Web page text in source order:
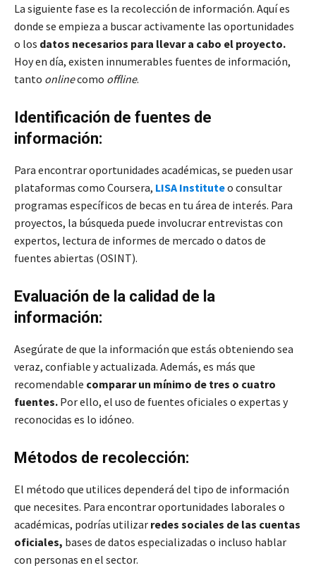
La siguiente fase es la recolección de información. Aquí es
donde se empieza a buscar activamente las oportunidades
o los datos necesarios para llevar a cabo el proyecto.
Hoy en día, existen innumerables fuentes de información,
tanto onlinecomo offline.
Identificación de fuentes de
información:
Para encontrar oportunidades académicas, se pueden usar
plataformas como Coursera, LISA Instituteo consultar
programas específicos de becas en tu área de interés. Para
proyectos, la búsqueda puede involucrar entrevistas con
expertos, lectura de informes de mercado o datos de
fuentes abiertas (OSINT).
Evaluación de la calidad de la
información:
Asegúrate de que la información que estás obteniendo sea
veraz, confiable y actualizada. Además, es más que
recomendable comparar un mínimo de tres o cuatro
fuentes. Por ello, el uso de fuentes oficiales o expertas y
reconocidas es lo idóneo.
Métodos de recolección:
El método que utilices dependerá del tipo de información
que necesites. Para encontrar oportunidades laborales o
académicas, podrías utilizar redes sociales de las cuentas
oficiales, bases de datos especializadas o incluso hablar
con personas en el sector.